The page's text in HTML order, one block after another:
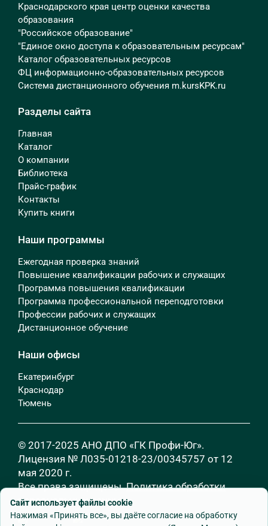
Краснодарского края центр оценки качества
образования
"Российское образование"
"Единое окно доступа к образовательным ресурсам"
Каталог образовательных ресурсов
ФЦ информационно-образовательных ресурсов
Система дистанционного обучения m.kursKPK.ru
Разделы сайта
Главная
Каталог
О компании
Библиотека
Прайс-график
Контакты
Купить книги
Наши программы
Ежегодная проверка знаний
Повышение квалификации рабочих и служащих
Программа повышения квалификации
Программа профессиональной переподготовки
Профессии рабочих и служащих
Дистанционное обучение
Наши офисы
Екатеринбург
Краснодар
Тюмень
© 2017-2025 АНО ДПО «ГК Профи-Юг».
Лицензия № Л035-01218-23/00345757 от 12
мая 2020 г.
Все права защищены.Политика обработки
персональных данных
Сайт использует файлы cookie
Нажимая «Принять все», вы даёте согласие на обработку